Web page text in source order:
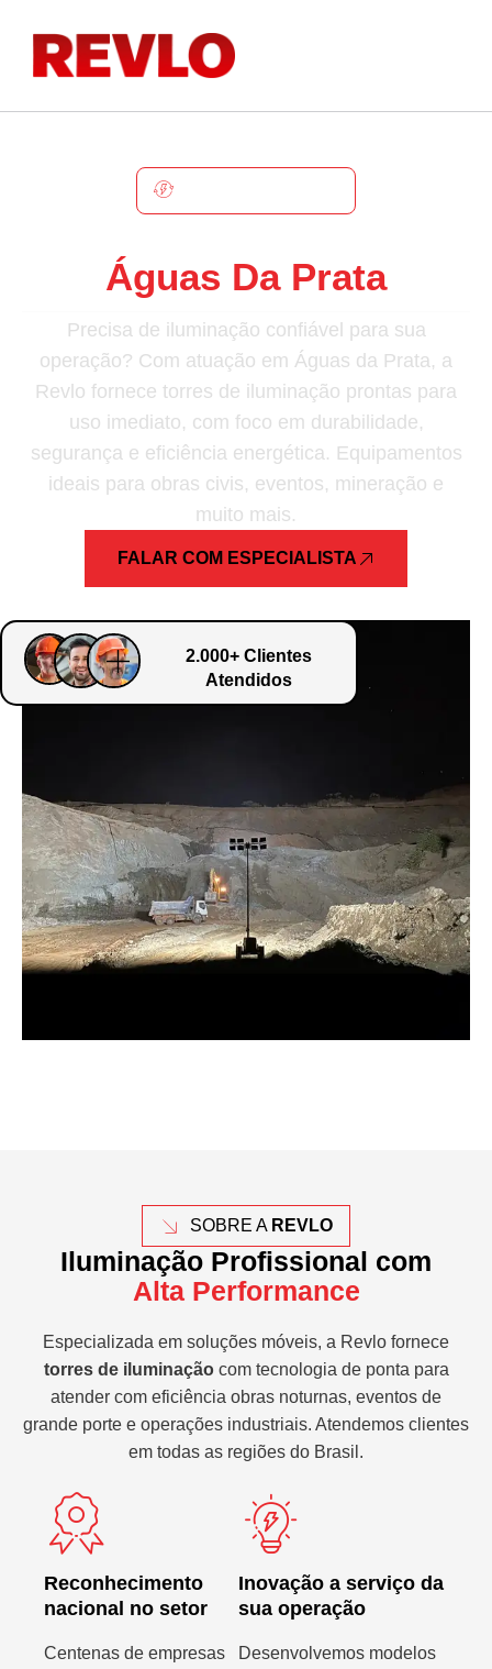
Águas Da Prata
Precisa de iluminação confiável para sua
operação? Com atuação em Águas da Prata, a
Revlo fornece torres de iluminação prontas para
uso imediato, com foco em durabilidade,
segurança e eficiência energética. Equipamentos
ideais para obras civis, eventos, mineração e
muito mais.
FALAR COM ESPECIALISTA
2.000+ Clientes
Atendidos
SOBRE A REVLO
Iluminação Profissional com
Alta Performance
Especializada em soluções móveis, a Revlo fornece
torres de iluminaçãocom tecnologia de ponta para
atender com eficiência obras noturnas, eventos de
grande porte e operações industriais. Atendemos clientes
em todas as regiões do Brasil.
Reconhecimento
nacional no setor
Centenas de empresas
Inovação a serviço da
sua operação
Desenvolvemos modelos